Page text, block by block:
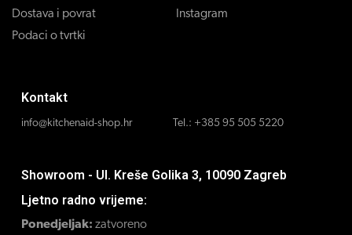
Dostava i povrat
Podaci o tvrtki
Instagram
Kontakt
info@kitchenaid-shop.hr Tel.: +385 95 505 5220
Showroom - Ul. Kreše Golika 3, 10090 Zagreb
Ljetno radno vrijeme:
Ponedjeljak: zatvoreno